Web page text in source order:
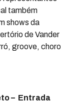
também
shows da
de Vander
groove, choro
– Entrada